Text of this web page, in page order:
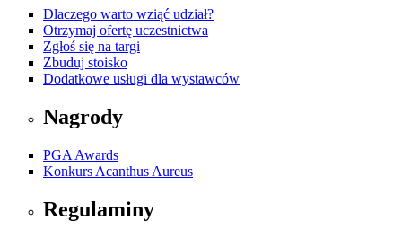
Dlaczego warto wziąć udział?
Otrzymaj ofertę uczestnictwa
Zgłoś się na targi
Zbuduj stoisko
Dodatkowe usługi dla wystawców
Nagrody
PGA Awards
Konkurs Acanthus Aureus
Regulaminy